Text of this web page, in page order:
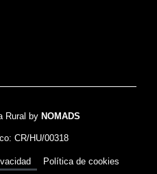
Rural by NOMADS
CR/HU/00318
Política de cookies